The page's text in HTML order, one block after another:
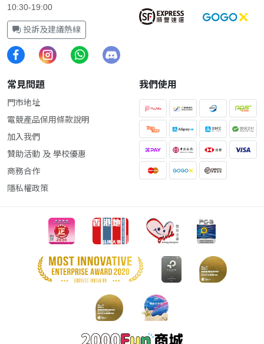
10:30-19:00
投訴及建議熱線
常見問題
門市地址
電競產品保用條款說明
加入我們
贊助活動 及 學校優惠
商務合作
隱私權政策
我們使用